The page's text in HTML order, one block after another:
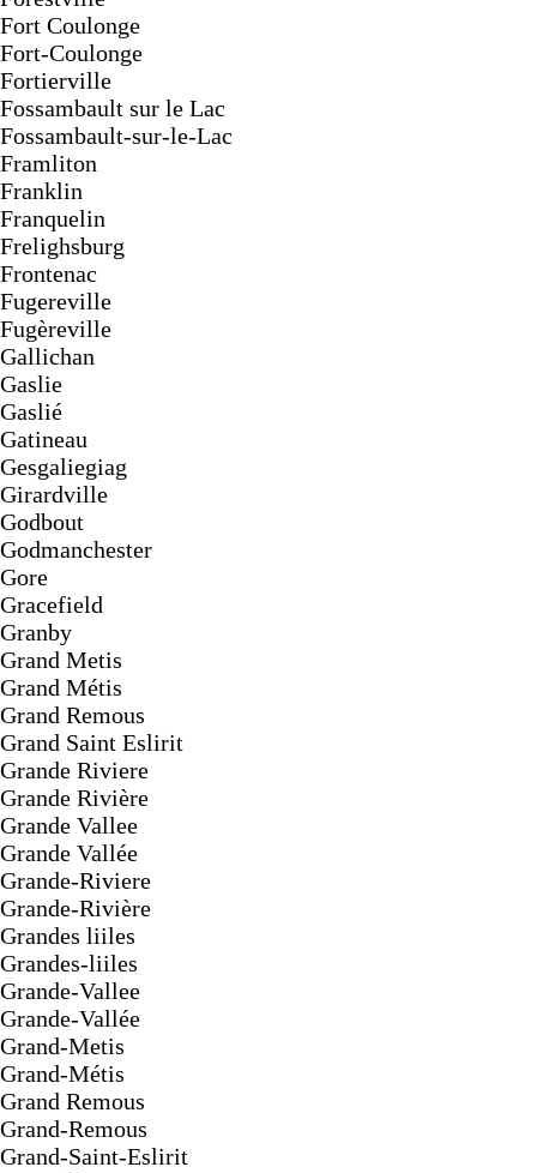
Fort Coulonge
Fort-Coulonge
Fortierville
Fossambault sur le Lac
Fossambault-sur-le-Lac
Framliton
Franklin
Franquelin
Frelighsburg
Frontenac
Fugereville
Fugèreville
Gallichan
Gaslie
Gaslié
Gatineau
Gesgaliegiag
Girardville
Godbout
Godmanchester
Gore
Gracefield
Granby
Grand Metis
Grand Métis
Grand Remous
Grand Saint Eslirit
Grande Riviere
Grande Rivière
Grande Vallee
Grande Vallée
Grande-Riviere
Grande-Rivière
Grandes liiles
Grandes-liiles
Grande-Vallee
Grande-Vallée
Grand-Metis
Grand-Métis
Grand Remous
Grand-Remous
Grand-Saint-Eslirit